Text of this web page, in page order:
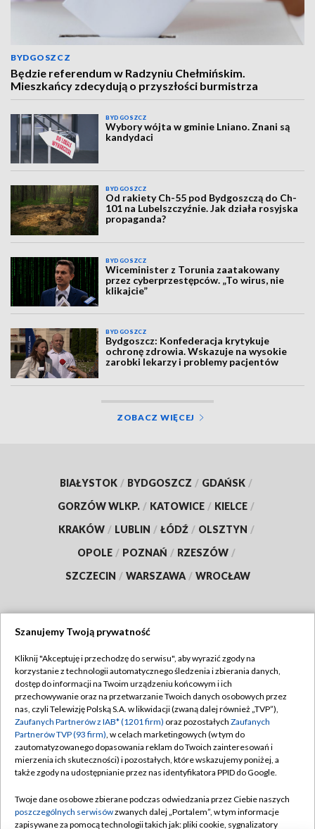
BYDGOSZCZ
Będzie referendum w Radzyniu Chełmińskim.
Mieszkańcy zdecydują o przyszłości burmistrza
BYDGOSZCZ
Wybory wójta w gminie Lniano. Znani są
kandydaci
BYDGOSZCZ
Od rakiety Ch-55 pod Bydgoszczą do Ch-
101 na Lubelszczyźnie. Jak działa rosyjska
propaganda?
BYDGOSZCZ
Wiceminister z Torunia zaatakowany
przez cyberprzestępców. „To wirus, nie
klikajcie”
BYDGOSZCZ
Bydgoszcz: Konfederacja krytykuje
ochronę zdrowia. Wskazuje na wysokie
zarobki lekarzy i problemy pacjentów
ZOBACZ WIĘCEJ
BIAŁYSTOK / BYDGOSZCZ / GDAŃSK /
GORZÓW WLKP. / KATOWICE / KIELCE /
KRAKÓW / LUBLIN / ŁÓDŹ / OLSZTYN /
OPOLE / POZNAŃ / RZESZÓW /
SZCZECIN / WARSZAWA / WROCŁAW
TVP
Abonament TVP
Emisja w TVP
Centrum informacji TVP
Naziemna Telewizja Cyfrowa
Rada Programowa
Regulamin TVP
Polityka prywatności
Moje zgody
Pomoc
Kontakt
Szanujemy Twoją prywatność
Kliknij "Akceptuję i przechodzę do serwisu", aby wyrazić zgody na
korzystanie z technologii automatycznego śledzenia i zbierania danych,
dostęp do informacji na Twoim urządzeniu końcowym i ich
przechowywanie oraz na przetwarzanie Twoich danych osobowych przez
nas, czyli Telewizję Polską S.A. w likwidacji (zwaną dalej również „TVP”),
Zaufanych Partnerów z IAB* (1201 firm) oraz pozostałych Zaufanych
Partnerów TVP (93 firm), w celach marketingowych (w tym do
zautomatyzowanego dopasowania reklam do Twoich zainteresowań i
mierzenia ich skuteczności) i pozostałych, które wskazujemy poniżej, a
także zgody na udostępnianie przez nas identyfikatora PPID do Google.
Twoje dane osobowe zbierane podczas odwiedzania przez Ciebie naszych
poszczególnych serwisówzwanych dalej „Portalem”, w tym informacje
zapisywane za pomocą technologii takich jak: pliki cookie, sygnalizatory